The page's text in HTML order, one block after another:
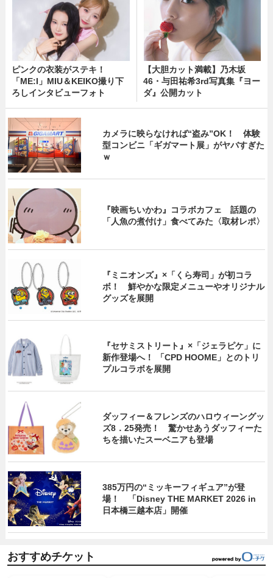
ピンクの衣装がステキ！
「ME:I」MIU＆KEIKO撮り下
ろしインタビューフォト
【大胆カット満載】乃木坂
46・与田祐希3rd写真集『ヨー
ダ』公開カット
カメラに映らなければ“盗み”OK！ 体験
型コンビニ「ギガマート展」がヤバすぎた
ｗ
『映画ちいかわ』コラボカフェ 話題の
「人魚の煮付け」食べてみた〈取材レポ〉
『ミニオンズ』×「くら寿司」が初コラ
ボ！ 鮮やかな限定メニューやオリジナル
グッズを展開
『セサミストリート』×「ジェラピケ」に
新作登場へ！ 「CPD HOOME」とのトリ
プルコラボを展開
ダッフィー＆フレンズのハロウィーングッ
ズ8．25発売！ 驚かせあうダッフィーた
ちを描いたスーベニアも登場
385万円の“ミッキーフィギュア”が登
場！ 「Disney THE MARKET 2026 in
日本橋三越本店」開催
おすすめチケット